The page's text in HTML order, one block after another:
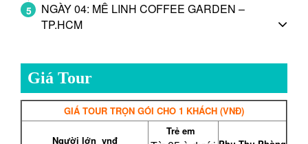
5
NGÀY 04: MÊ LINH COFFEE GARDEN –
TP.HCM
Giá Tour
GIÁ TOUR TRỌN GÓI CHO 1 KHÁCH (VNĐ)
Người lớn vnđ
Trẻ em